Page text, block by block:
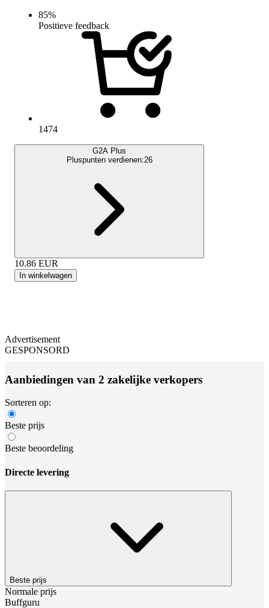
85%
Positieve feedback
1474
G2A Plus
Pluspunten verdienen:26
10.86 EUR
In winkelwagen
Advertisement
GESPONSORD
Aanbiedingen van 2 zakelijke verkopers
Sorteren op:
Beste prijs
Beste beoordeling
Directe levering
Beste prijs
Normale prijs
Buffguru